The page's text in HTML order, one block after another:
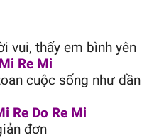
vui, thấy em bình yên
Re Mi
cuộc sống như dần
Re Do Re Mi
đơn